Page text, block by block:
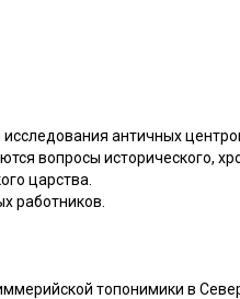
античных
вопросы исторического,
царства.
работников.
топонимики в